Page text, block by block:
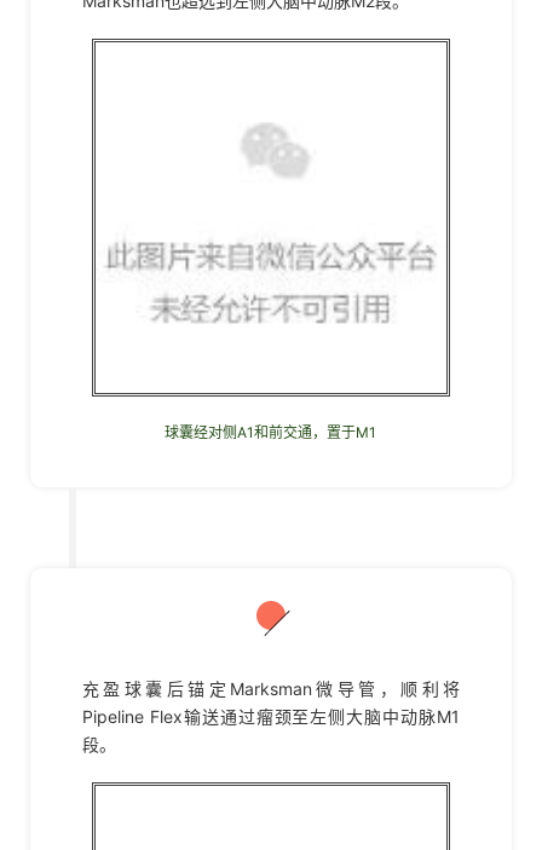
球囊经对侧A1和前交通，置于M1
05
充盈球囊后锚定Marksman微导管，顺利将
Pipeline Flex输送通过瘤颈至左侧大脑中动脉M1
段。